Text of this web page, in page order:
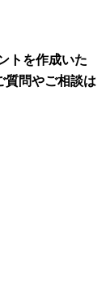
トを作成いた
質問やご相談は